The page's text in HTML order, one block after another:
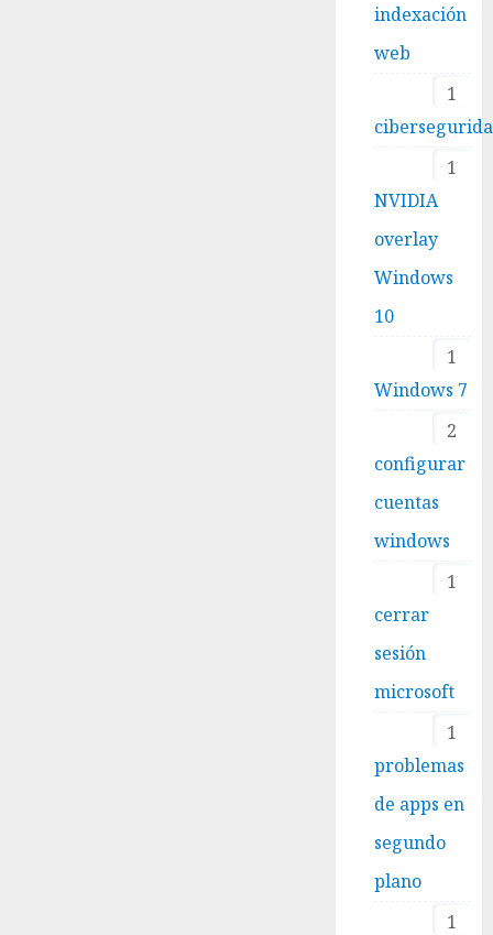
indexación
web
1
1
NVIDIA
overlay
Windows
10
1
Windows 7
2
configurar
cuentas
windows
1
cerrar
sesión
microsoft
1
problemas
de apps en
segundo
plano
1